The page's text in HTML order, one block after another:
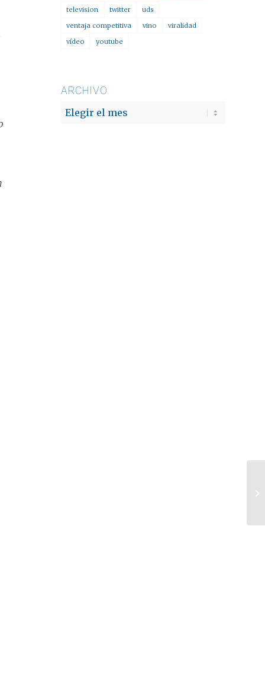
television
twitter
uds
ventaja competitiva
vino
viralidad
vídeo
youtube
ARCHIVO